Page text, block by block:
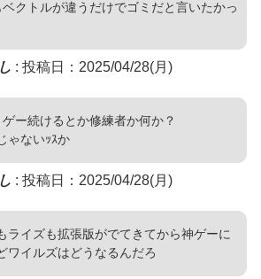
クトルが違うだけでゴミだと言いたかっ
: 投稿日：2025/04/28(月)
ー続けるとか修練者か何か？
ゃないｯｽか
: 投稿日：2025/04/28(月)
ライズも拡張版がでてきてから神ゲーに
ワイルズはどうなるんだろ